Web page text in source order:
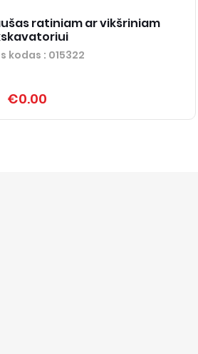
ratiniam ar vikšriniam
kodas : 015322
€0.00